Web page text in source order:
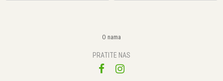
O nama
PRATITE NAS